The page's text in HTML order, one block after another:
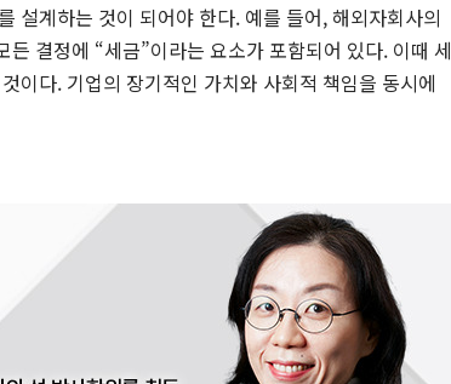
설계하는 것이 되어야 한다. 예를 들어, 해외자회사의
결정에 “세금”이라는 요소가 포함되어 있다. 이때 세
이다. 기업의 장기적인 가치와 사회적 책임을 동시에